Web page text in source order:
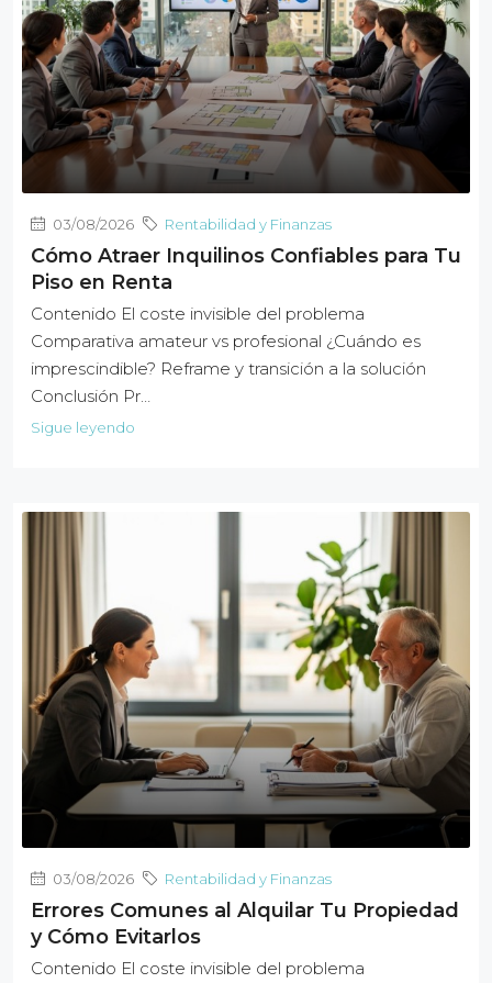
03/08/2026 Rentabilidad y Finanzas
Cómo Atraer Inquilinos Confiables para Tu
Piso en Renta
Contenido El coste invisible del problema
Comparativa amateur vs profesional ¿Cuándo es
imprescindible? Reframe y transición a la solución
Conclusión Pr…
Sigue leyendo
03/08/2026 Rentabilidad y Finanzas
Errores Comunes al Alquilar Tu Propiedad
y Cómo Evitarlos
Contenido El coste invisible del problema